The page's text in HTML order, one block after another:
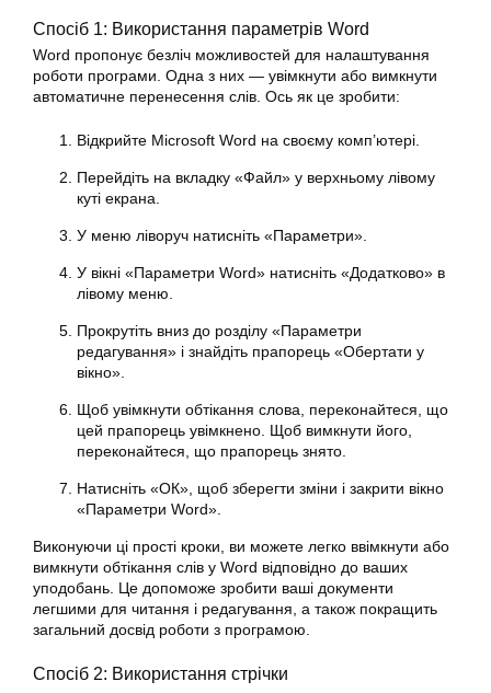
Спосіб 1: Використання параметрів Word
Word пропонує безліч можливостей для налаштування
роботи програми. Одна з них — увімкнути або вимкнути
автоматичне перенесення слів. Ось як це зробити:
Відкрийте Microsoft Word на своєму комп’ютері.
Перейдіть на вкладку «Файл» у верхньому лівому
куті екрана.
У меню ліворуч натисніть «Параметри».
У вікні «Параметри Word» натисніть «Додатково» в
лівому меню.
Прокрутіть вниз до розділу «Параметри
редагування» і знайдіть прапорець «Обертати у
вікно».
Щоб увімкнути обтікання слова, переконайтеся, що
цей прапорець увімкнено. Щоб вимкнути його,
переконайтеся, що прапорець знято.
Натисніть «ОК», щоб зберегти зміни і закрити вікно
«Параметри Word».
Виконуючи ці прості кроки, ви можете легко ввімкнути або
вимкнути обтікання слів у Word відповідно до ваших
уподобань. Це допоможе зробити ваші документи
легшими для читання і редагування, а також покращить
загальний досвід роботи з програмою.
Спосіб 2: Використання стрічки